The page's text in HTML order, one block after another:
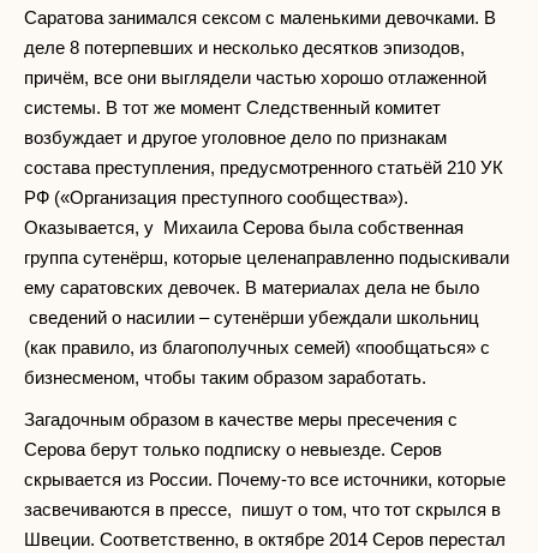
Саратова занимался сексом с маленькими девочками. В
деле 8 потерпевших и несколько десятков эпизодов,
причём, все они выглядели частью хорошо отлаженной
системы. В тот же момент Следственный комитет
возбуждает и другое уголовное дело по признакам
состава преступления, предусмотренного статьёй 210 УК
РФ («Организация преступного сообщества»).
Оказывается, у Михаила Серова была собственная
группа сутенёрш, которые целенаправленно подыскивали
ему саратовских девочек. В материалах дела не было
сведений о насилии – сутенёрши убеждали школьниц
(как правило, из благополучных семей) «пообщаться» с
бизнесменом, чтобы таким образом заработать.
Загадочным образом в качестве меры пресечения с
Серова берут только подписку о невыезде. Серов
скрывается из России. Почему-то все источники, которые
засвечиваются в прессе, пишут о том, что тот скрылся в
Швеции. Соответственно, в октябре 2014 Серов перестал